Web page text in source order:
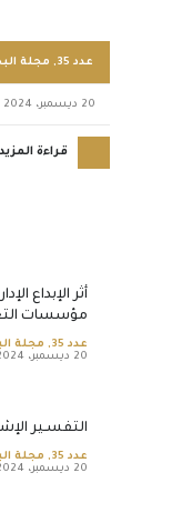
عدد 35 , مجلة
20 ديسمبر، 2024
قراءة المزيد
أثر الإبداع
مؤسسات
عدد 35 , مجلة
20 ديسمبر، 2024
التفسـير
عدد 35 , مجلة
20 ديسمبر، 2024